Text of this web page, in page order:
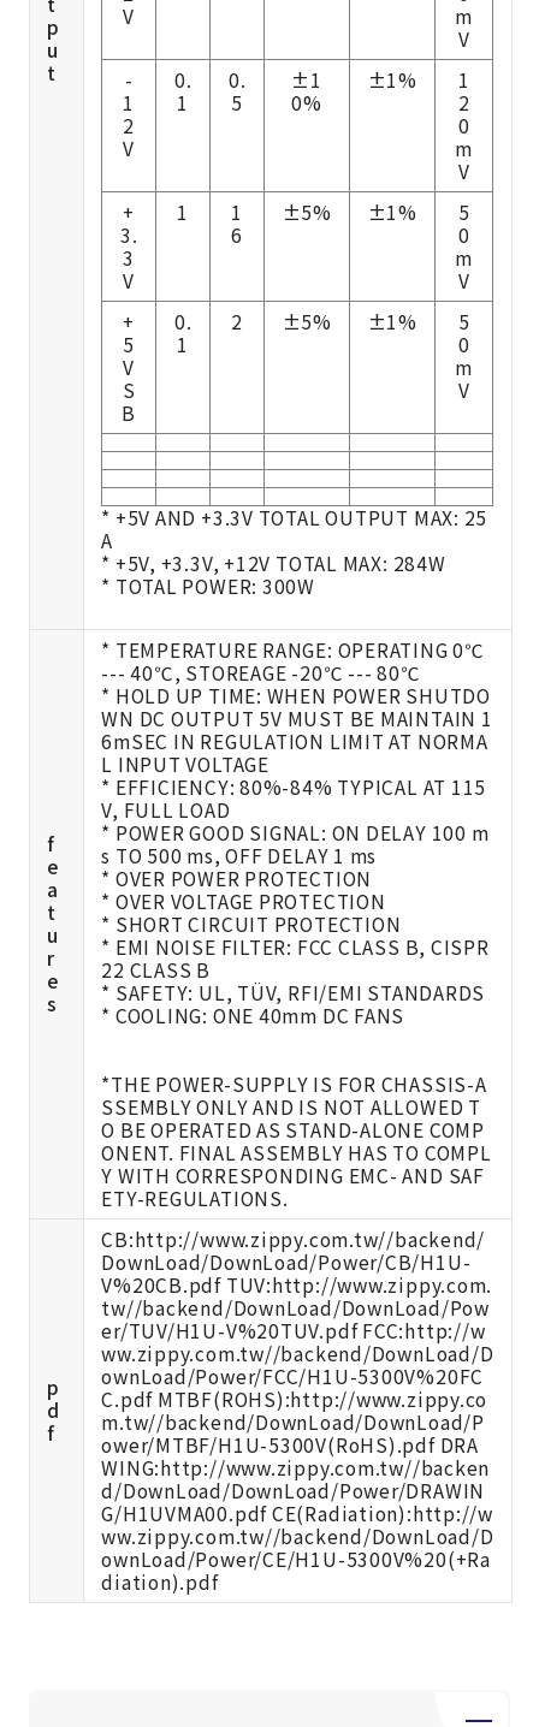
p
u
t
V
m
V
-
1
2
V
0.
1
0.
5
±1
0%
±1%
1
2
0
m
V
+
3.
3
V
1
1
6
±5% ±1%
5
0
m
V
+
5
V
S
B
0.
1
2 ±5% ±1%
5
0
m
V
* +5V AND +3.3V TOTAL OUTPUT MAX: 25
A
* +5V, +3.3V, +12V TOTAL MAX: 284W
* TOTAL POWER: 300W
f
e
a
t
u
r
e
s
* TEMPERATURE RANGE: OPERATING 0℃
--- 40℃, STOREAGE -20℃ --- 80℃
* HOLD UP TIME: WHEN POWER SHUTDO
WN DC OUTPUT 5V MUST BE MAINTAIN 1
6mSEC IN REGULATION LIMIT AT NORMA
L INPUT VOLTAGE
* EFFICIENCY: 80%-84% TYPICAL AT 115
V, FULL LOAD
* POWER GOOD SIGNAL: ON DELAY 100 m
s TO 500 ms, OFF DELAY 1 ms
* OVER POWER PROTECTION
* OVER VOLTAGE PROTECTION
* SHORT CIRCUIT PROTECTION
* EMI NOISE FILTER: FCC CLASS B, CISPR
22 CLASS B
* SAFETY: UL, TÜV, RFI/EMI STANDARDS
* COOLING: ONE 40mm DC FANS
*THE POWER-SUPPLY IS FOR CHASSIS-A
SSEMBLY ONLY AND IS NOT ALLOWED T
O BE OPERATED AS STAND-ALONE COMP
ONENT. FINAL ASSEMBLY HAS TO COMPL
Y WITH CORRESPONDING EMC- AND SAF
ETY-REGULATIONS.
p
d
f
CB:http://www.zippy.com.tw//backend/
DownLoad/DownLoad/Power/CB/H1U-
V%20CB.pdf TUV:http://www.zippy.com.
tw//backend/DownLoad/DownLoad/Pow
er/TUV/H1U-V%20TUV.pdf FCC:http://w
ww.zippy.com.tw//backend/DownLoad/D
ownLoad/Power/FCC/H1U-5300V%20FC
C.pdf MTBF(ROHS):http://www.zippy.co
m.tw//backend/DownLoad/DownLoad/P
ower/MTBF/H1U-5300V(RoHS).pdf DRA
WING:http://www.zippy.com.tw//backen
d/DownLoad/DownLoad/Power/DRAWIN
G/H1UVMA00.pdf CE(Radiation):http://w
ww.zippy.com.tw//backend/DownLoad/D
ownLoad/Power/CE/H1U-5300V%20(+Ra
diation).pdf